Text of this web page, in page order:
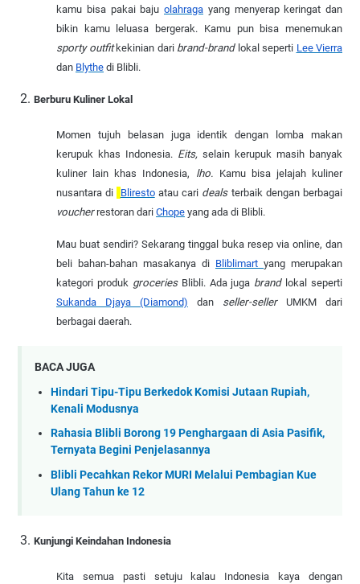
kamu bisa pakai baju olahraga yang menyerap keringat dan
bikin kamu leluasa bergerak. Kamu pun bisa menemukan
sporty outfit kekinian dari brand-brandlokal seperti Lee Vierra
dan Blythe di Blibli.
Berburu Kuliner Lokal
Momen tujuh belasan juga identik dengan lomba makan
kerupuk khas Indonesia. Eits, selain kerupuk masih banyak
kuliner lain khas Indonesia, lho. Kamu bisa jelajah kuliner
nusantara di
Blirestoatau cari dealsterbaik dengan berbagai
voucherrestoran dari Chope yang ada di Blibli.
Mau buat sendiri? Sekarang tinggal buka resep via online, dan
beli bahan-bahan masakanya di Bliblimart yang merupakan
kategori produk groceries Blibli. Ada juga brandlokal seperti
Sukanda Djaya (Diamond) dan seller-seller UMKM dari
berbagai daerah.
BACA JUGA
Hindari Tipu-Tipu Berkedok Komisi Jutaan Rupiah,
Kenali Modusnya
Rahasia Blibli Borong 19 Penghargaan di Asia Pasifik,
Ternyata Begini Penjelasannya
Blibli Pecahkan Rekor MURI Melalui Pembagian Kue
Ulang Tahun ke 12
Kunjungi Keindahan Indonesia
Kita semua pasti setuju kalau Indonesia kaya dengan